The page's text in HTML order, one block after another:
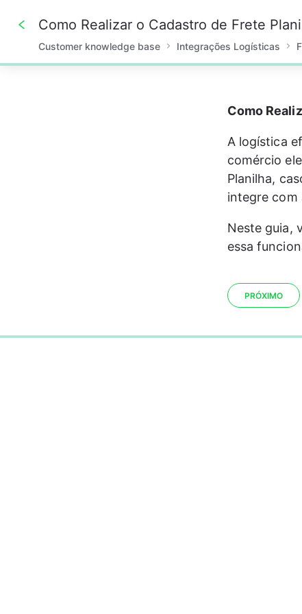
0%
Como Realizar o Cadastro de Frete
Customer knowledge base Integrações Logísticas
Como
A logística
comércio
Planilha,
integre com
Neste guia,
essa
PRÓXIMO
0%